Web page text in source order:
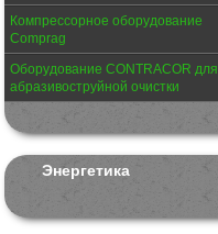
Компрессорное оборудование
Comprag
Оборудование CONTRACOR для
абразивоструйной очистки
Энергетика